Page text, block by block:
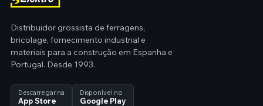
Distribuidor grossista de ferragens,
bricolage, fornecimento industrial e
materiais para a construção em Espanha e
Portugal. Desde 1993.
Descarregar na
App Store
Disponível no
Google Play